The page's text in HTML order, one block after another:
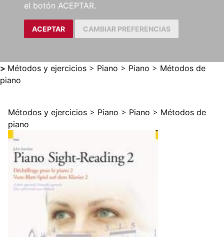
el botón ACEPTAR.
ACEPTAR CAMBIAR PREFERENCIAS
> Métodos y ejercicios > Piano > Piano > Métodos de
piano
Métodos y ejercicios > Piano > Piano > Métodos de
piano